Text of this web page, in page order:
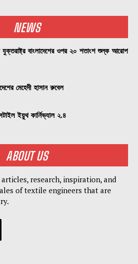
NEWS
বাংলাদেশের ওপর ২০ শতাংশ শুল্ক আরোপ
মেহেদী হাসান রুবেল
ইয়ুথ কার্নিভ্যাল ২.৪
ABOUT US
research, inspiration, and
of textile engineers that are